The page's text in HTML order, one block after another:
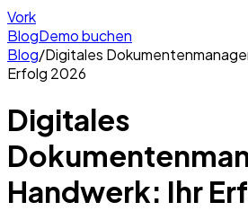
Vork
BlogDemo buchen
Blog/Digitales
Erfolg 2026
Digitales
Handwerk: Ihr